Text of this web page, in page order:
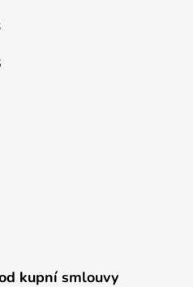
kupní smlouvy